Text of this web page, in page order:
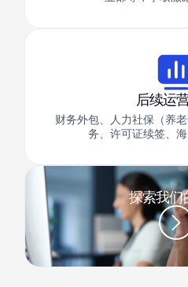
后续运
财务外包、人力社保（养
务、许可证续签、
探索我们